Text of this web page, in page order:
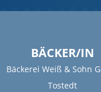
BÄCKER/IN
Bäckerei Weiß & Sohn
Tostedt